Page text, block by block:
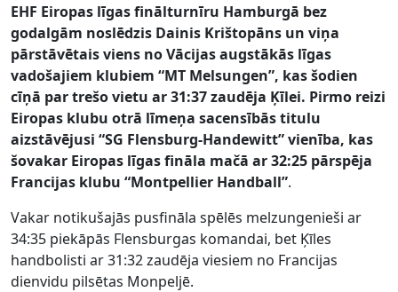
EHF Eiropas līgas finālturnīru Hamburgā bez
godalgām noslēdzis Dainis Krištopāns un viņa
pārstāvētais viens no Vācijas augstākās līgas
vadošajiem klubiem “MT Melsungen”, kas šodien
cīņā par trešo vietu ar 31:37 zaudēja Ķīlei. Pirmo reizi
Eiropas klubu otrā līmeņa sacensībās titulu
aizstāvējusi “SG Flensburg-Handewitt” vienība, kas
šovakar Eiropas līgas fināla mačā ar 32:25 pārspēja
Francijas klubu “Montpellier Handball”.
Vakar notikušajās pusfināla spēlēs melzungenieši ar
34:35 piekāpās Flensburgas komandai, bet Ķīles
handbolisti ar 31:32 zaudēja viesiem no Francijas
dienvidu pilsētas Monpeljē.